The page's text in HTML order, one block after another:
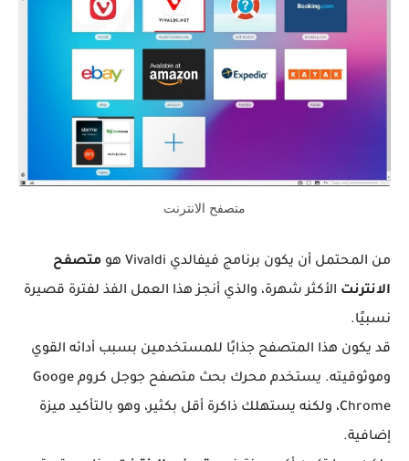
متصفح الانترنت
من المحتمل أن يكون برنامج فيفالدي Vivaldi هو
متصفح
الانترنت الأكثر شهرة، والذي أنجز هذا العمل الفذ لفترة قصيرة
نسبيًا.
قد يكون هذا المتصفح جذابًا للمستخدمين بسبب أدائه القوي
وموثوقيته. يستخدم محرك بحث متصفح جوجل كروم Googe
Chrome، ولكنه يستهلك ذاكرة أقل بكثير، وهو بالتأكيد ميزة
إضافية.